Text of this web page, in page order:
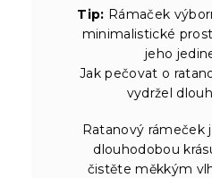
Tip: Rámaček
minimalistické
jeho
Jak pečovat o
vydržel
Ratanový rámeček
dlouhodobou
čistěte měkkým